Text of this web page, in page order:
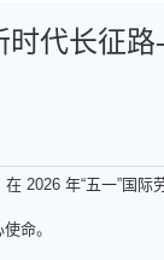
时代长征
在 2026 年“五一”国
命。